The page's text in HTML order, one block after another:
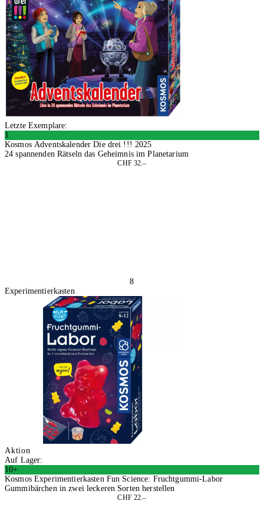
Letzte Exemplare:
1
Kosmos Adventskalender Die drei !!! 2025
24 spannenden Rätseln das Geheimnis im Planetarium
CHF 32.–
8
Experimentierkasten
Aktion
Auf Lager:
10+
Kosmos Experimentierkasten Fun Science: Fruchtgummi-Labor
Gummibärchen in zwei leckeren Sorten herstellen
CHF 22.–